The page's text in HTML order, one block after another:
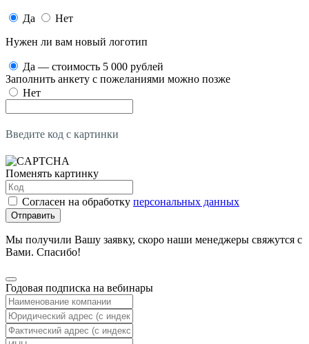
Да
Нет
Нужен ли вам новый логотип
Да — стоимость 5 000 рублей
Заполнить анкету с пожеланиями можно позже
Нет
Введите код с картинки
Поменять картинку
Согласен на обработку персональных данных
Отправить
Мы получили Вашу заявку, скоро наши менеджеры свяжутся с
Вами. Спасибо!
Годовая подписка на вебинары